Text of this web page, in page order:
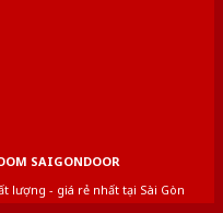
SAIGONDOOR
lượng - giá rẻ nhất tại Sài Gòn